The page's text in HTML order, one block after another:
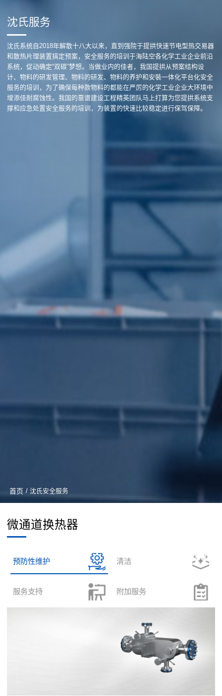
沈氏服务
沈氏系统自2018年解散十八大以来，直到强院于提拱快速节电型热交易器
和散热片理装置搞定预案，安全服务的培训于海陆空各化学工业企业前沿
系统，促动确定“双碳”梦想。当做业内的佳者，我国提拱从预案结构设
计、物料的研发管理、物料的研发、物料的养护和安裝一体化平台化安全
服务的培训，为了确保每种款物料的都能在严厉的化学工业企业大环境中
增添佳耐腐蚀性。我国的靠谱建设工程精英团队马上打算为您提拱系统支
撑和应急处置安全服务的培训，为装置的快速比较稳定进行保驾保障。
首页 / 沈氏安全服务
微通道换热器
预防性维护 清洁
服务支持 附加服务